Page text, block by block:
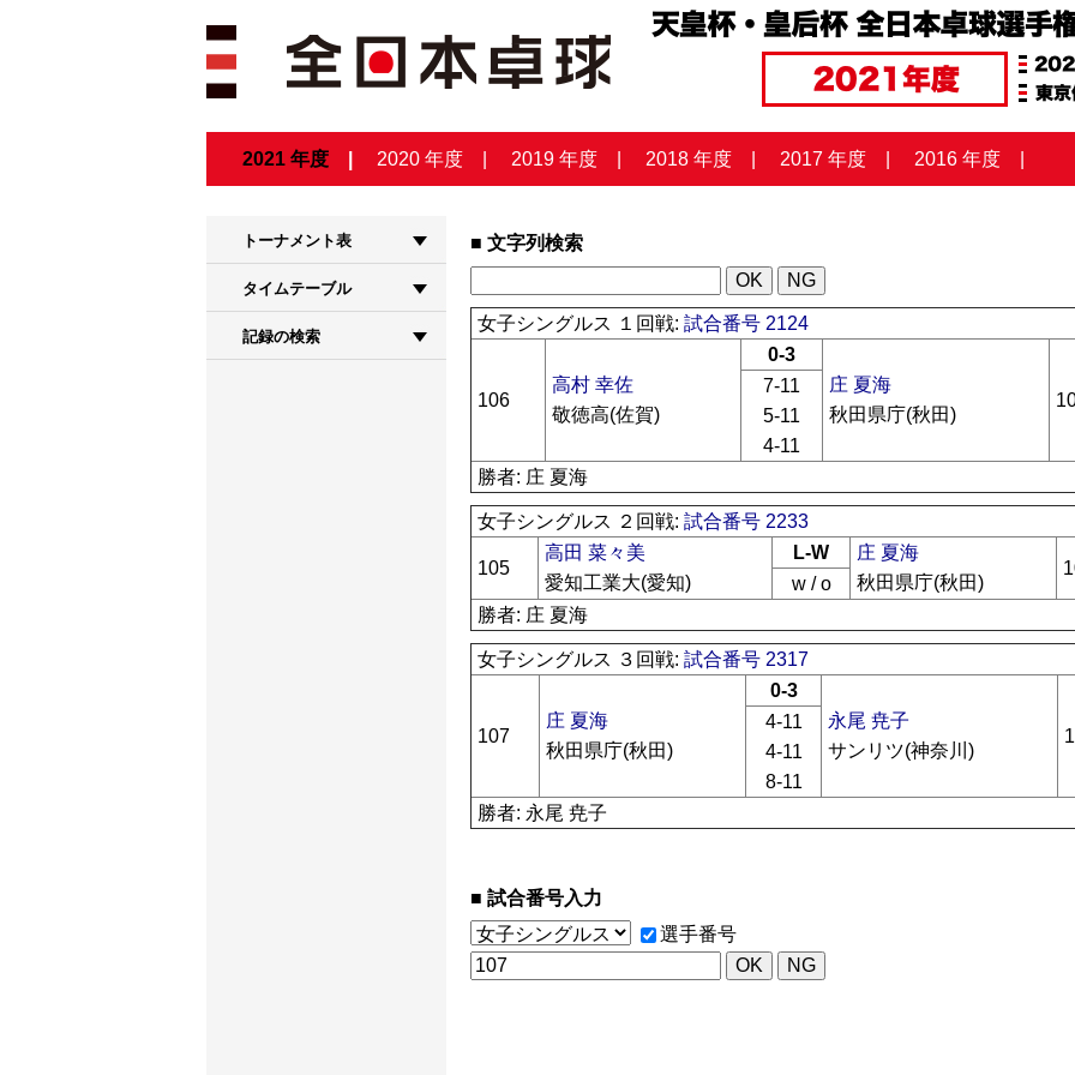
2021 年度 2020 年度 2019 年度 2018 年度 2017 年度 2016 年度
トーナメント表
タイムテーブル
記録の検索
文字列検索
女子シングルス １回戦:試合番号 2124
106
高村 幸佐
敬徳高(佐賀)
0-3
庄 夏海
秋田県庁(秋田)
7-11
5-11
4-11
勝者: 庄 夏海
女子シングルス ２回戦:試合番号 2233
105
高田 菜々美
愛知工業大(愛知)
L-W
庄 夏海
秋田県庁(秋田)
w / o
勝者: 庄 夏海
女子シングルス ３回戦:試合番号 2317
107
庄 夏海
秋田県庁(秋田)
0-3
永尾 尭子
サンリツ(神奈川)
4-11
4-11
8-11
勝者: 永尾 尭子
試合番号入力
選手番号